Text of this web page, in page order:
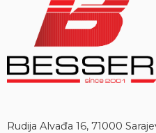
Rudija Alvađa 16, 71000